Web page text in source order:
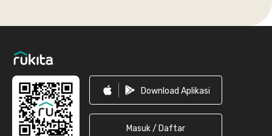
Download Aplikasi
Masuk / Daftar